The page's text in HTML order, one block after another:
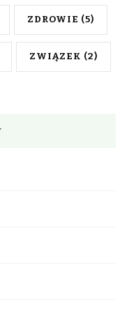
ZDROWIE (5)
ZWIĄZEK (2)